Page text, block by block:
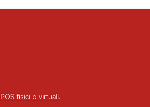
fisici o virtuali.